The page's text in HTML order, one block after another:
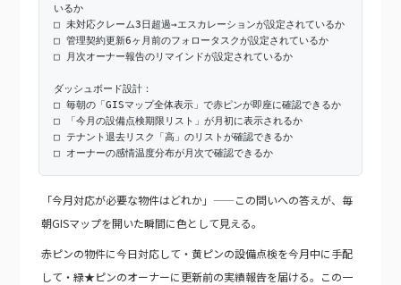
いるか
□ 未対応クレーム3日超過→エスカレーションが設定されているか
□ 管理契約更新6ヶ月前のフォロータスクが設定されているか
□ 月次オーナー報告のリマインドが設定されているか
ダッシュボード設計：
□ 毎朝の「GISマップ全体表示」で赤ピンが即座に確認できるか
□ 「今月の設備点検期限リスト」が月初に表示されるか
□ テナント退去リスク「高」のリストが確認できるか
□ オーナーの感情温度分布が月次で確認できるか
「今月対応が必要な物件はどれか」——この問いへの答えが、毎
朝GISマップを開いた瞬間に色として見える。
赤ピンの物件に今日対応して・黄ピンの設備点検を今月中に手配
して・緑★ピンのオーナーに更新前の実績報告を届ける。この一